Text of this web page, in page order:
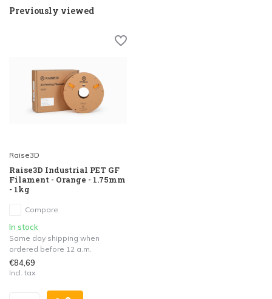
Previously viewed
Raise3D
Raise3D Industrial PET GF
Filament - Orange - 1.75mm
- 1kg
Compare
In stock
Same day shipping when
ordered before 12 a.m.
€84,69
Incl. tax